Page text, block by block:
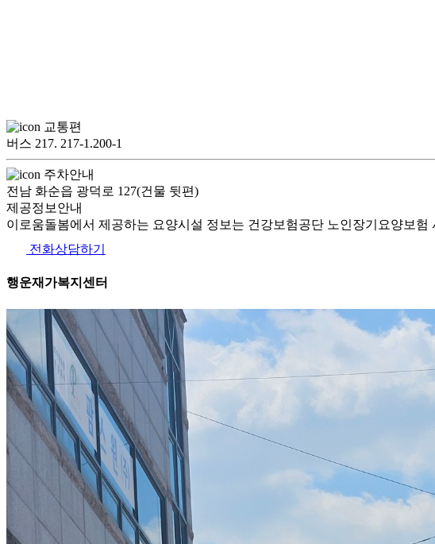
교통편
버스 217. 217-1.200-1
주차안내
전남 화순읍 광덕로 127(건물 뒷편)
제공정보안내
이로움돌봄에서 제공하는 요양시설 정보는 건강보험공단 노인장기요양보
전화상담하기
행운재가복지센터